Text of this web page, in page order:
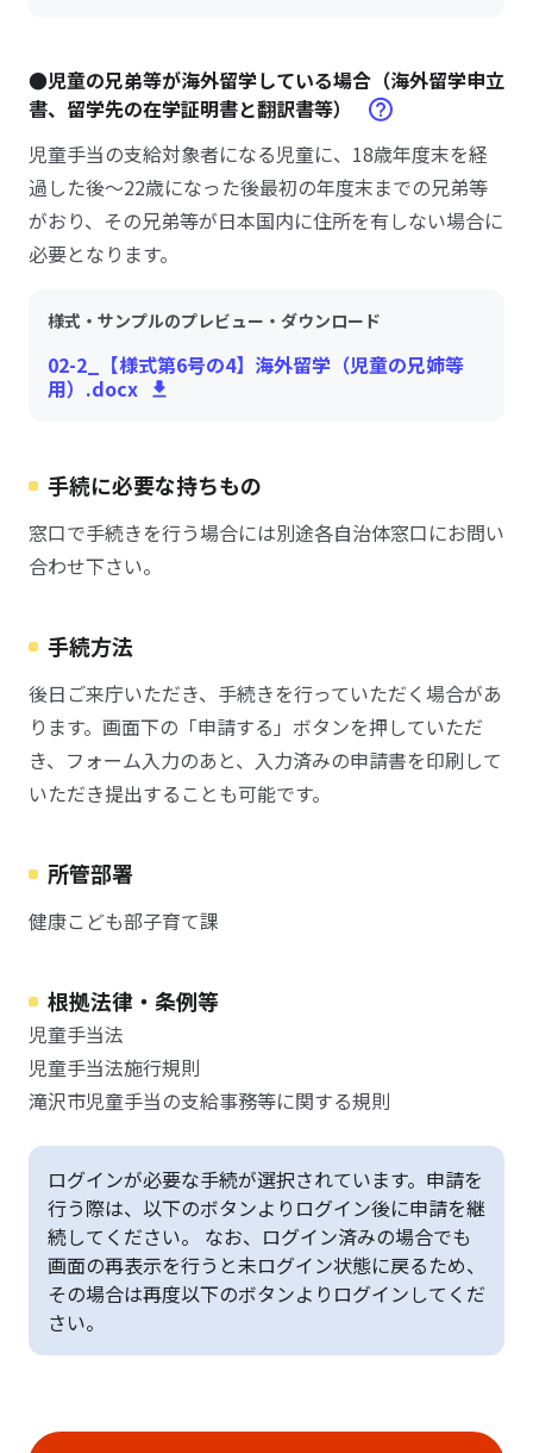
●児童の兄弟等が海外留学している場合（海外留学申立
書、留学先の在学証明書と翻訳書等）
児童手当の支給対象者になる児童に、18歳年度末を経
過した後～22歳になった後最初の年度末までの兄弟等
がおり、その兄弟等が日本国内に住所を有しない場合に
必要となります。
様式・サンプルのプレビュー・ダウンロード
02-2_【様式第6号の4】海外留学（児童の兄姉等
用）.docx
手続に必要な持ちもの
窓口で手続きを行う場合には別途各自治体窓口にお問い
合わせ下さい。
手続方法
後日ご来庁いただき、手続きを行っていただく場合があ
ります。画面下の「申請する」ボタンを押していただ
き、フォーム入力のあと、入力済みの申請書を印刷して
いただき提出することも可能です。
所管部署
健康こども部子育て課
根拠法律・条例等
児童手当法
児童手当法施行規則
滝沢市児童手当の支給事務等に関する規則
ログインが必要な手続が選択されています。申請を
行う際は、以下のボタンよりログイン後に申請を継
続してください。 なお、ログイン済みの場合でも
画面の再表示を行うと未ログイン状態に戻るため、
その場合は再度以下のボタンよりログインしてくだ
さい。